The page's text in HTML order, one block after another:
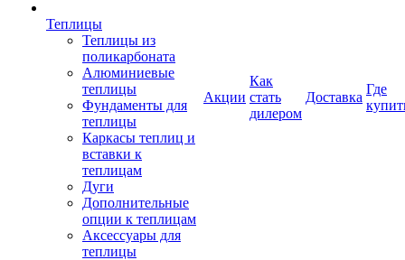
Теплицы
Теплицы из
поликарбоната
Алюминиевые
теплицы
Фундаменты для
теплицы
Каркасы теплиц и
вставки к
теплицам
Дуги
Дополнительные
опции к теплицам
Аксессуары для
теплицы
Акции
Как
стать
дилером
Доставка
Где